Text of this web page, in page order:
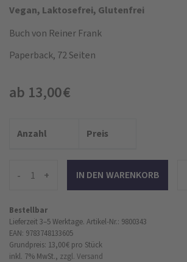
Vegan, Laktosefrei, Glutenfrei
Buchvon Reiner Frank
Paperback, 72 Seiten
ab 13,00 €
Anzahl Preis
- +
Bestellbar
Lieferzeit 3–5 Werktage. Artikel-Nr.: 9800343
EAN: 9783748133605
Grundpreis: 13,00 € pro Stück
inkl. 7% MwSt., zzgl. Versand